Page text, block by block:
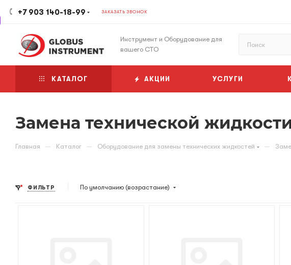
+7 903 140-18-99 ЗАКАЗАТЬ ЗВОНОК
Инструмент и Оборудование для
вашего СТО
КАТАЛОГ АКЦИИ УСЛУГИ
Замена технической
Главная — Каталог — Оборудование для замены технических жидкостей —
ФИЛЬТР По умолчанию (возрастание)